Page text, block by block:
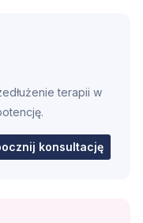
terapii w
konsultację